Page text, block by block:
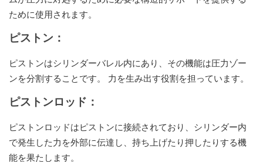
ために使用されます。
ピストン：
ピストンはシリンダーバレル内にあり、その機能は圧力ゾー
ンを分割することです。 力を生み出す役割を担っています。
ピストンロッド：
ピストンロッドはピストンに接続されており、シリンダー内
で発生した力を外部に伝達し、持ち上げたり押したりする機
能を果たします。